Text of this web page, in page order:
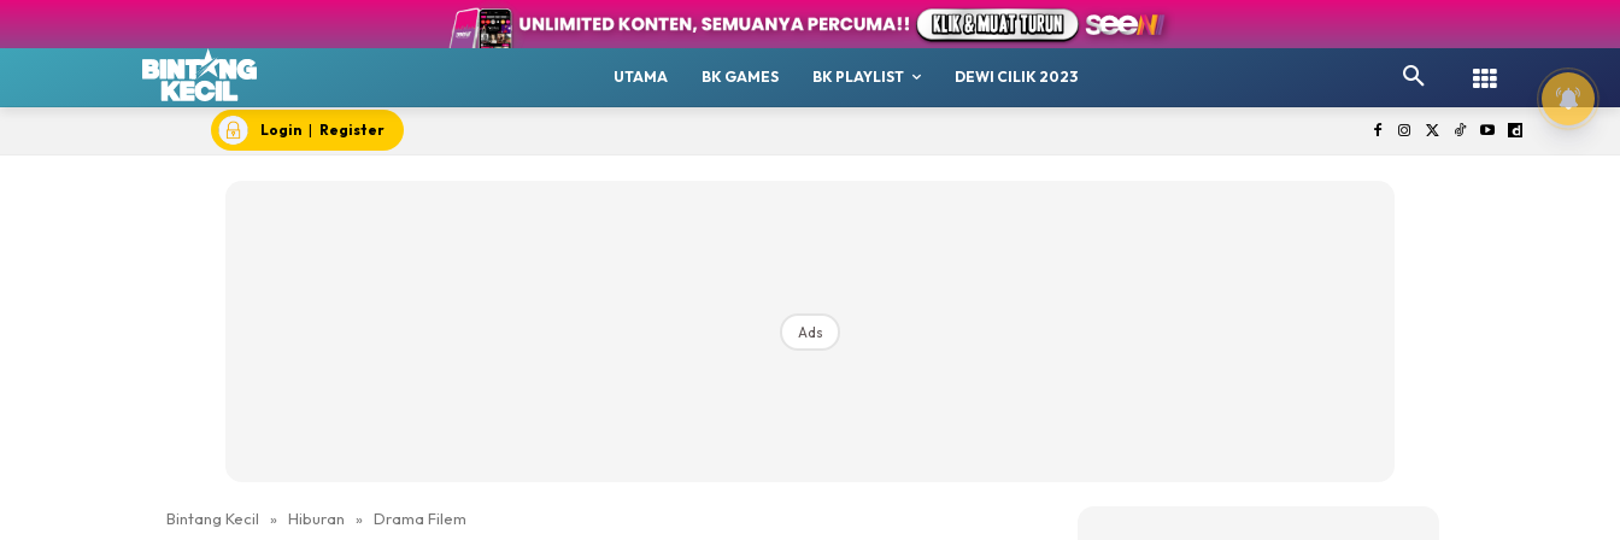
BK Tour
BK Whatsup
UTAMA BK GAMES BK PLAYLIST DEWI CILIK 2023
Login| Register
Ads
Bintang Kecil » Hiburan » Drama Filem